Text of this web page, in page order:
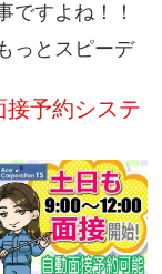
ですよね！！
っとスピーデ
接予約システ